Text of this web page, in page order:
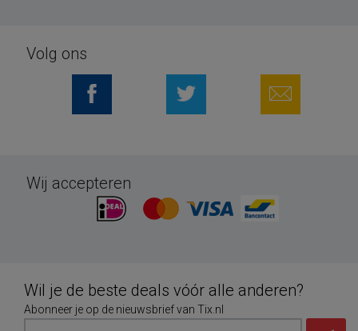
Volg ons
Wij accepteren
Wil je de beste deals vóór alle anderen?
Abonneer je op de nieuwsbrief van Tix.nl